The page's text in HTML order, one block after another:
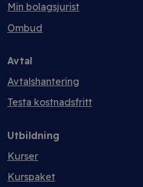
Min bolagsjurist
Ombud
Avtal
Avtalshantering
Testa kostnadsfritt
Utbildning
Kurser
Kurspaket